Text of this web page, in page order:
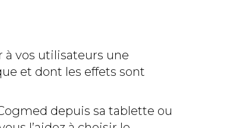
à vos utilisateurs une
et dont les effets sont
depuis sa tablette ou